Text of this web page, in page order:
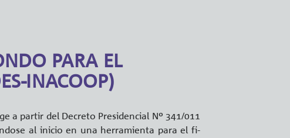
PARA EL
INACOOP)
a par­tir del De­cre­to Pre­si­den­cial Nº 341/011
al inicio en una he­rra­mien­ta para el fi­